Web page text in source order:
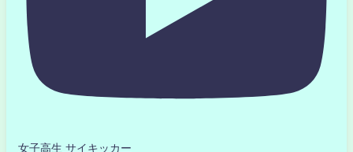
女子高生 サイキッカー